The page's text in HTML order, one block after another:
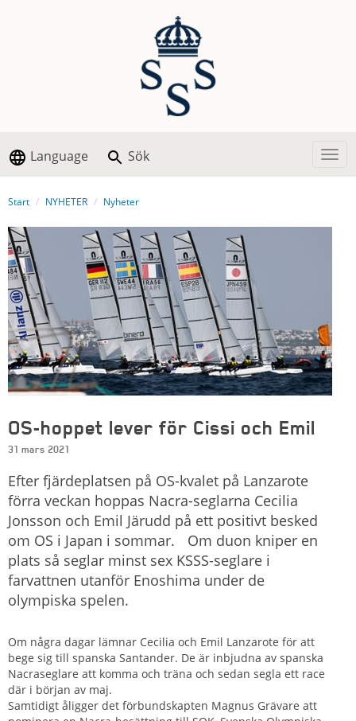
Language Sök
Start NYHETER Nyheter
OS-hoppet lever för Cissi och Emil
31 mars 2021
Efter fjärdeplatsen på OS-kvalet på Lanzarote
förra veckan hoppas Nacra-seglarna Cecilia
Jonsson och Emil Järudd på ett positivt besked
om OS i Japan i sommar. Om duon kniper en
plats så seglar minst sex KSSS-seglare i
farvattnen utanför Enoshima under de
olympiska spelen.
Om några dagar lämnar Cecilia och Emil Lanzarote för att
bege sig till spanska Santander. De är inbjudna av spanska
Nacraseglare att komma och träna och sedan segla ett race
där i början av maj.
Samtidigt åligger det förbundskapten Magnus Grävare att